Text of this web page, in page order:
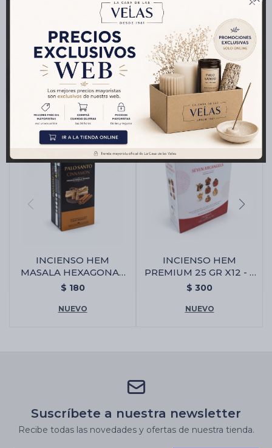
Productos que te pueden interesar
INCIENSO HEM
MASALA HEXAGONAL
X6 - Palo Santo/canela
$ 180
NUEVO
INCIENSO HEM
PREMIUM 25 GR X12 - 7
Arcangeles
$ 300
NUEVO
Suscríbete a nuestra newsletter
Recibe todas las novedades y ofertas de nuestra tienda.